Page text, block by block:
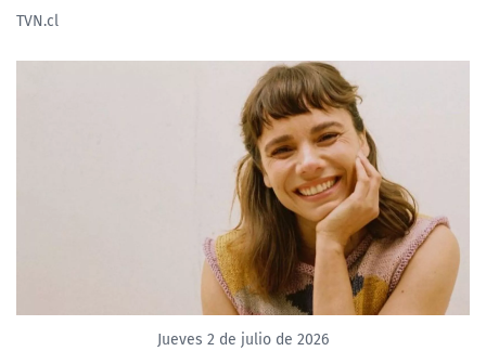
ACTUALIDAD Y TENDENCIAS
CORPORATIVO Y TRANSPARENCIA
ÁREA DE PROYECTOS
TVN.cl
Jueves 2 de julio de 2026